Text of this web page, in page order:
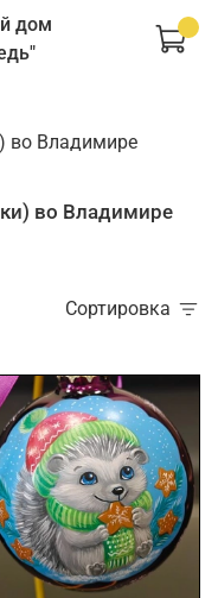
дом
во Владимире
во Владимире
Сортировка